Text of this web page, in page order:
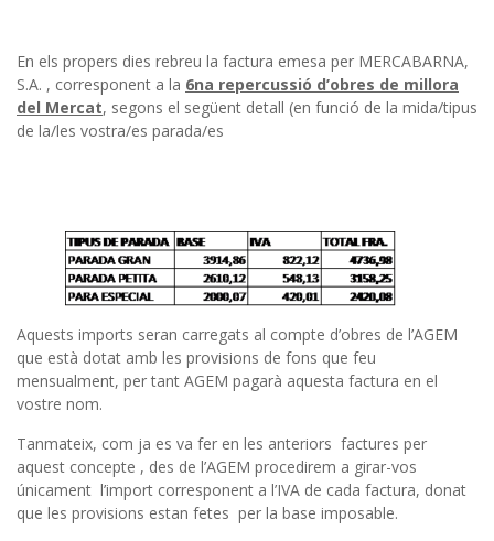
En els propers dies rebreu la factura emesa per MERCABARNA,
S.A. , corresponent a la 6na repercussió d’obres de millora
del Mercat, segons el següent detall (en funció de la mida/tipus
de la/les vostra/es parada/es
Aquests imports seran carregats al compte d’obres de l’AGEM
que està dotat amb les provisions de fons que feu
mensualment, per tant AGEM pagarà aquesta factura en el
vostre nom.
Tanmateix, com ja es va fer en les anteriors factures per
aquest concepte , des de l’AGEM procedirem a girar-vos
únicament l’import corresponent a l’IVA de cada factura, donat
que les provisions estan fetes per la base imposable.